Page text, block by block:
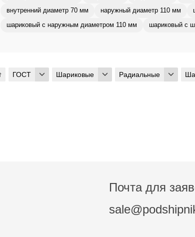
внутренний диаметр 70 мм наружный диаметр 110 мм
шариковый с наружным диаметром 110 мм шариковый с
ГОСТ Шариковые Радиальные
Почта для